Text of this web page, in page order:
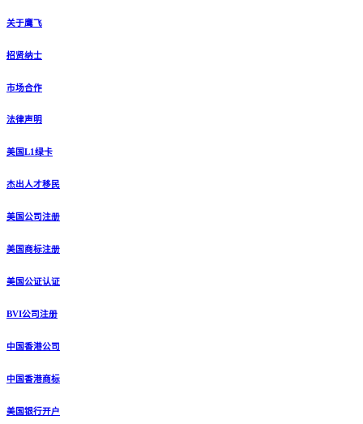
关于鹰飞
招贤纳士
市场合作
法律声明
美国L1绿卡
杰出人才移民
美国公司注册
美国商标注册
美国公证认证
BVI公司注册
中国香港公司
中国香港商标
美国银行开户